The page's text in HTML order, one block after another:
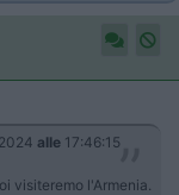
alle 17:46:15
visiteremo l'Armenia.